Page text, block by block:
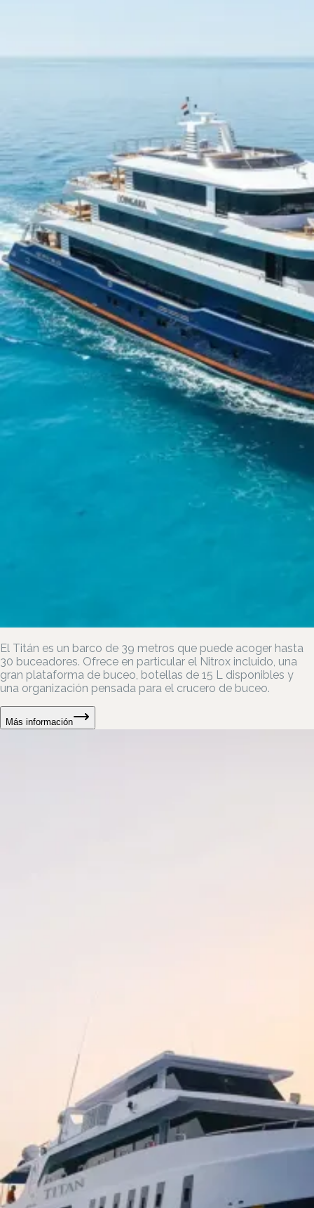
El Titán es un barco de 39 metros que puede acoger hasta
30 buceadores. Ofrece en particular el Nitrox incluido, una
gran plataforma de buceo, botellas de 15 L disponibles y
una organización pensada para el crucero de buceo.
Más información